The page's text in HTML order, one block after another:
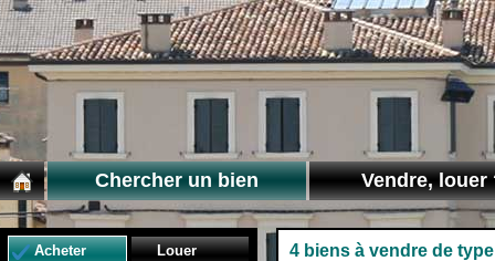
Chercher un bien Vendre, louer
Acheter Louer 4 biens à vendre de